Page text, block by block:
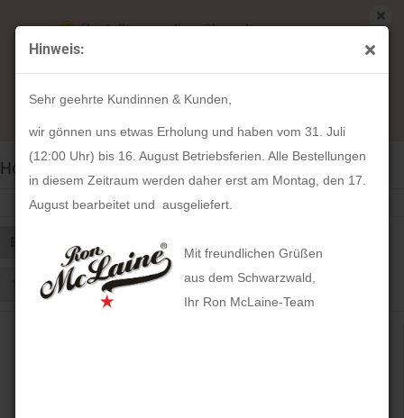
Hinweis:
Sehr geehrte Kundinnen & Kunden,
wir gönnen uns etwas Erholung und haben vom 31. Juli
(12:00 Uhr) bis 16. August Betriebsferien. Alle Bestellungen
in diesem Zeitraum werden daher erst am Montag, den 17.
August bearbeitet und ausgeliefert.
Mit freundlichen Grüßen
aus dem Schwarzwald,
Ihr Ron McLaine-Team
Bestellungen die während unserer
Betriebsferien (31. Juli ab 12:00 Uhr bis 16.
August) aufgegeben werden, werden ab Montag,
17. August bearbeitet und versendet.
Holzkern | Armbänder aus Holz und Stein für Damen.
Sortieren nach
Sortieren nach
2 »